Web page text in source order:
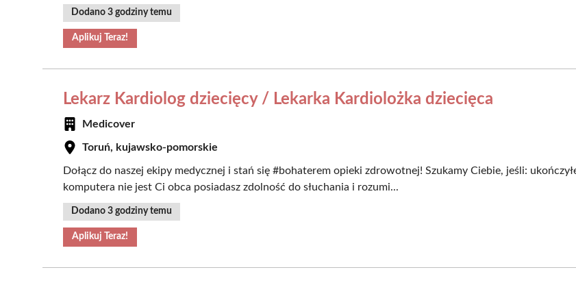
Dodano 3 godziny temu
Aplikuj Teraz!
Lekarz Kardiolog dziecięcy / Lekarka Kardiolożka dziecięca
Medicover
Toruń, kujawsko-pomorskie
Dołącz do naszej ekipy medycznej i stań się #bohaterem opieki zdrowotnej! Szukamy Ciebie, jeśli​:
komputera nie jest Ci obca posiadasz zdolność do słuchania i rozumi...
Dodano 3 godziny temu
Aplikuj Teraz!